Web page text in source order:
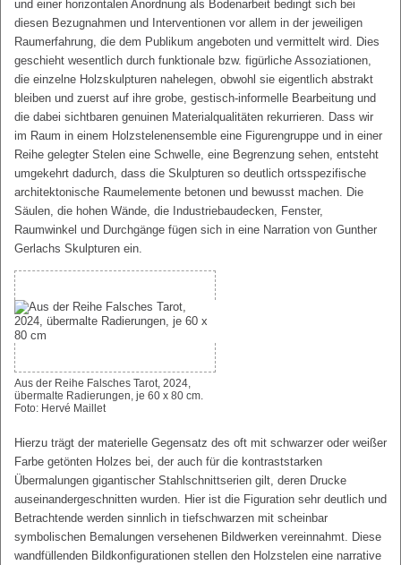
und einer horizontalen Anordnung als Bodenarbeit bedingt sich bei
diesen Bezugnahmen und Interventionen vor allem in der jeweiligen
Raumerfahrung, die dem Publikum angeboten und vermittelt wird. Dies
geschieht wesentlich durch funktionale bzw. figürliche Assoziationen,
die einzelne Holzskulpturen nahelegen, obwohl sie eigentlich abstrakt
bleiben und zuerst auf ihre grobe, gestisch-informelle Bearbeitung und
die dabei sichtbaren genuinen Materialqualitäten rekurrieren. Dass wir
im Raum in einem Holzstelenensemble eine Figurengruppe und in einer
Reihe gelegter Stelen eine Schwelle, eine Begrenzung sehen, entsteht
umgekehrt dadurch, dass die Skulpturen so deutlich ortsspezifische
architektonische Raumelemente betonen und bewusst machen. Die
Säulen, die hohen Wände, die Industriebaudecken, Fenster,
Raumwinkel und Durchgänge fügen sich in eine Narration von Gunther
Gerlachs Skulpturen ein.
Aus der Reihe Falsches Tarot, 2024,
übermalte Radierungen, je 60 x 80 cm.
Foto: Hervé Maillet
Hierzu trägt der materielle Gegensatz des oft mit schwarzer oder weißer
Farbe getönten Holzes bei, der auch für die kontraststarken
Übermalungen gigantischer Stahlschnittserien gilt, deren Drucke
auseinandergeschnitten wurden. Hier ist die Figuration sehr deutlich und
Betrachtende werden sinnlich in tiefschwarzen mit scheinbar
symbolischen Bemalungen versehenen Bildwerken vereinnahmt. Diese
wandfüllenden Bildkonfigurationen stellen den Holzstelen eine narrative